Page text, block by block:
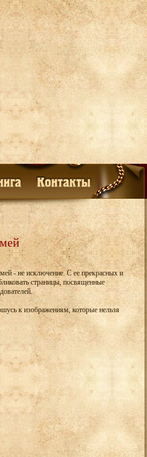
- не исключение. С ее прекрасных и
страницы, посвященные
к изображениям, которые нельзя